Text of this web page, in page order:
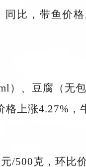
比，带鱼价
）、豆腐（无
上涨4.27%，
/500克，环比